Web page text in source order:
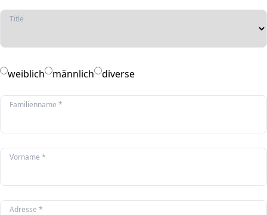
Title
weiblich männlich diverse
Familienname *
Vorname *
Adresse *